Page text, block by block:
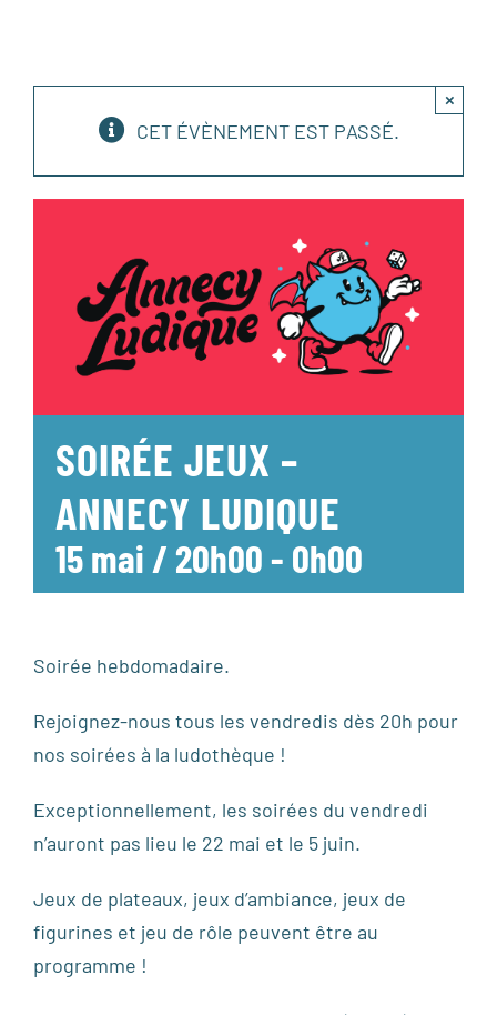
CET ÉVÈNEMENT EST PASSÉ.
×
SOIRÉE JEUX –
ANNECY LUDIQUE
15 mai / 20h00- 0h00
Soirée hebdomadaire.
Rejoignez-nous tous les vendredis dès 20h pour
nos soirées à la ludothèque !
Exceptionnellement, les soirées du vendredi
n’auront pas lieu le 22 mai et le 5 juin.
Jeux de plateaux, jeux d’ambiance, jeux de
figurines et jeu de rôle peuvent être au
programme !